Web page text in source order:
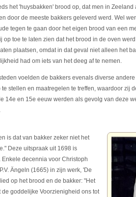
het 'huysbakken' brood op, dat men in
door de meeste bakkers geleverd werd. Wel
tegen te gaan door het eigen brood van een
op toe te laten zien dat het brood in de oven
plaatsen, omdat in dat geval niet alleen het
had om iets van het deeg af te nemen.
voelden de bakkers evenals diverse
stellen en maatregelen te treffen, waardoor zij
14e en 15e eeuw werden als gevolg van deze
is dat van bakker zeker niet het
Deze uitspraak uit 1698 is
decennia voor Christoph
Ängeln (1665) in zijn werk, 'De
op het brood en de bakker: "Het
goddelijke Voorzienigheid ons tot